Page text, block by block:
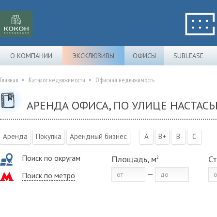
О КОМПАНИИ ЭКСКЛЮЗИВЫ ОФИСЫ SUBLEASE
Главная Каталог недвижимости Офисная недвижимость
АРЕНДА ОФИСА, ПО УЛИЦЕ
Аренда Покупка Арендный бизнес A B+ B C
Поиск по округам
Поиск по метро
Площадь, м2